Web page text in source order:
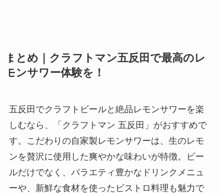
まとめ｜クラフトマン五反田で最高のレ
モンサワー体験を！
五反田でクラフトビールと絶品レモンサワーを楽
しむなら、「クラフトマン 五反田」がおすすめで
す。こだわりの自家製レモンサワーは、生のレモ
ンを贅沢に使用した爽やかな味わいが特徴。ビー
ルだけでなく、バラエティ豊かなドリンクメニュ
ーや、新鮮な食材を使ったビストロ料理も魅力で